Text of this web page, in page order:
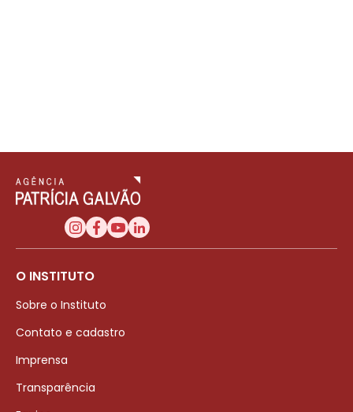
O INSTITUTO
Sobre o Instituto
Contato e cadastro
Imprensa
Transparência